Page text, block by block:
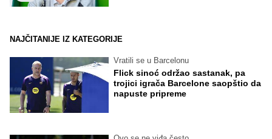
NAJČITANIJE IZ KATEGORIJE
Vratili se u Barcelonu
Flick sinoć održao sastanak, pa
trojici igrača Barcelone saopštio da
napuste pripreme